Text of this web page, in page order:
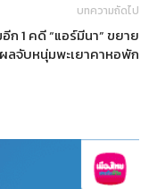
บทความถัดไป
ก 1 คดี “แอร์มีนา” ขยาย
ผลจับหนุ่มพะเยาคาหอพัก